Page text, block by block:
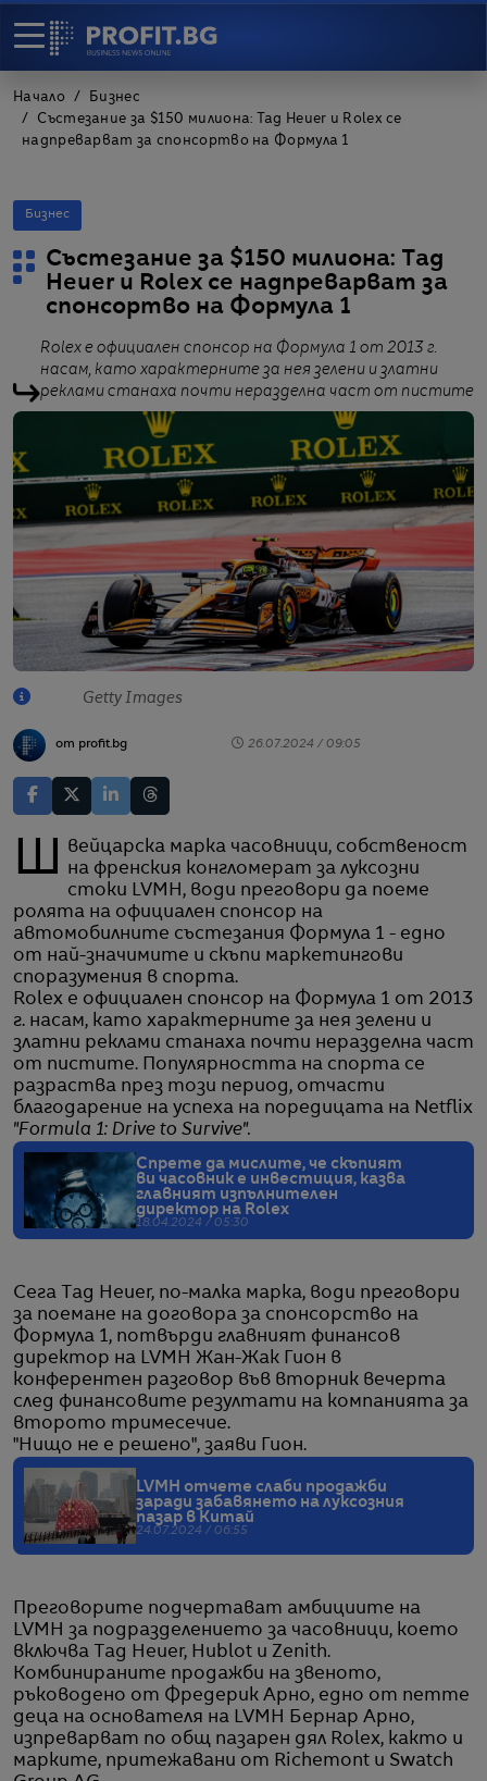
Начало
Бизнес
Състезание за $150 милиона: Tag Heuer и Rolex се
надпреварват за спонсортво на Формула 1
Бизнес
Състезание за $150 милиона: Tag
Heuer и Rolex се надпреварват за
спонсортво на Формула 1
Rolex е официален спонсор на Формула 1 от 2013 г.
насам, като характерните за нея зелени и златни
реклами станаха почти неразделна част от пистите
Getty Images
от profit.bg 26.07.2024 / 09:05
Швейцарска марка часовници, собственост
на френския конгломерат за луксозни
стоки LVMH, води преговори да поеме
ролята на официален спонсор на
автомобилните състезания Формула 1 - едно
от най-значимите и скъпи маркетингови
споразумения в спорта.
Rolex е официален спонсор на Формула 1 от 2013
г. насам, като характерните за нея зелени и
златни реклами станаха почти неразделна част
от пистите. Популярността на спорта се
разраства през този период, отчасти
благодарение на успеха на поредицата на Netflix
"Formula 1: Drive to Survive".
Спрете да мислите, че скъпият
ви часовник е инвестиция, казва
главният изпълнителен
директор на Rolex
18.04.2024 / 05:30
Сега Tag Heuer, по-малка марка, води преговори
за поемане на договора за спонсорство на
Формула 1, потвърди главният финансов
директор на LVMH Жан-Жак Гион в
конферентен разговор във вторник вечерта
след финансовите резултати на компанията за
второто тримесечие.
"Нищо не е решено", заяви Гион.
LVMH отчете слаби продажби
заради забавянето на луксозния
пазар в Китай
24.07.2024 / 06:55
Преговорите подчертават амбициите на
LVMH за подразделението за часовници, което
включва Tag Heuer, Hublot и Zenith.
Комбинираните продажби на звеното,
ръководено от Фредерик Арно, едно от петте
деца на основателя на LVMH Бернар Арно,
изпреварват по общ пазарен дял Rolex, както и
марките, притежавани от Richemont и Swatch